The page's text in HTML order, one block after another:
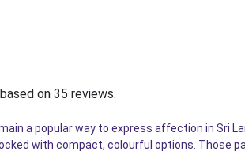
on 35 reviews.
a popular way to express affection in Sri
with compact, colourful options. Those